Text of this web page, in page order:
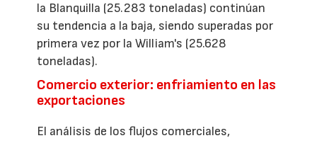
la Blanquilla (25.283 toneladas) continúan
su tendencia a la baja, siendo superadas por
primera vez por la William's (25.628
toneladas).
Comercio exterior: enfriamiento en las
exportaciones
El análisis de los flujos comerciales,